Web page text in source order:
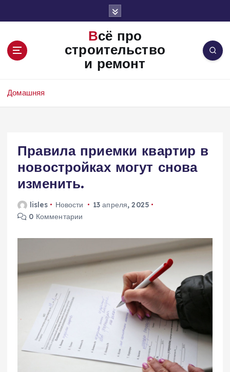
Всё про
строительство
и ремонт
Домашняя
Правила приемки квартир в
новостройках могут снова
изменить.
lisles Новости
13 апреля, 2025
0 Комментарии